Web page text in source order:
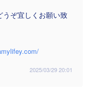
うぞ宜しくお願い致
2025/03/29 20:01